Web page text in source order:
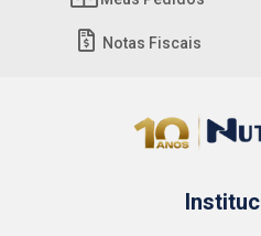
Notas Fiscais